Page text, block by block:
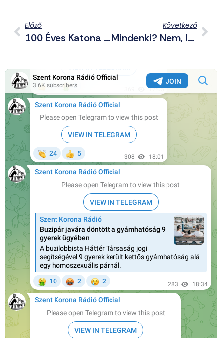
Előző
100 Éves Katona – Szilárd Hite A Legfőbb Fegyvere
Következő
Mindenki? Nem, Inkább Senki.